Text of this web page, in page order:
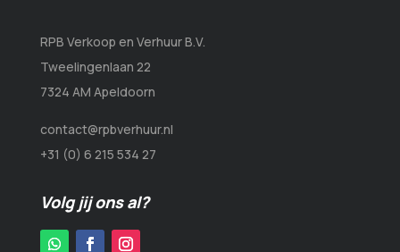
RPB Verkoop en Verhuur B.V.
Tweelingenlaan 22
7324 AM Apeldoorn
contact@rpbverhuur.nl
+31 (0) 6 215 534 27
Volg jij ons al?